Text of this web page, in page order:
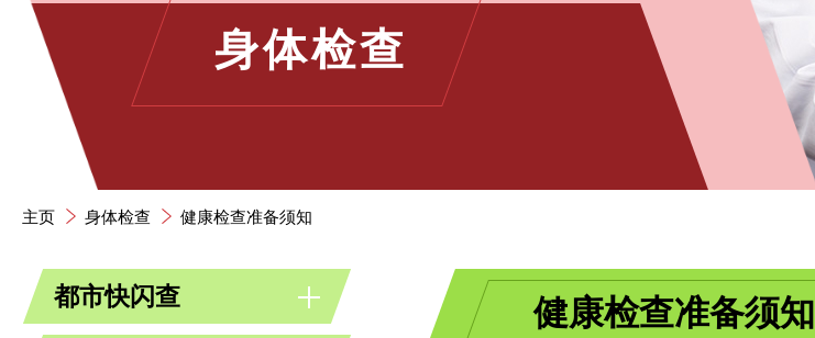
身体检查
主页 身体检查 健康检查准备须知
都市快闪查 健康检查准备须知